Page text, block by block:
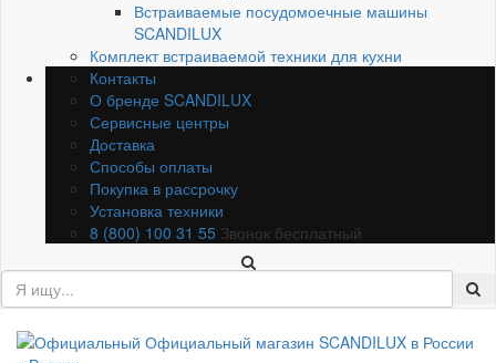
Встраиваемые посудомоечные машины
SCANDILUX
Комплект встраиваемой техники для кухни
Контакты
О бренде SCANDILUX
Сервисные центры
Доставка
Способы оплаты
Покупка в рассрочку
Установка техники
8 (800) 100 31 55 Звонок бесплатный